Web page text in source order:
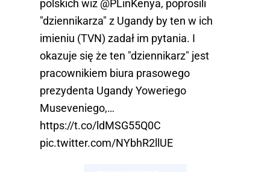
polskich wiz @PLinKenya, poprosili
"dziennikarza" z Ugandy by ten w ich
imieniu (TVN) zadał im pytania. I
okazuje się że ten "dziennikarz" jest
pracownikiem biura prasowego
prezydenta Ugandy Yoweriego
Museveniego,…
https://t.co/ldMSG55Q0C
pic.twitter.com/NYbhR2llUE